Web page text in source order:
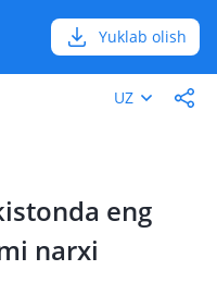
Yuklab olish
UZ
eng
narxi